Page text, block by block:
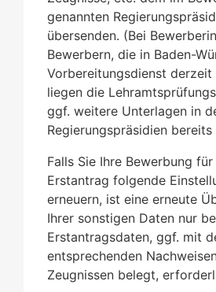
genannten
übersenden. (Bei
Bewerbern, die in Baden-
Vorbereitungsdienst derzeit
liegen die
ggf. weitere Unterlagen in
Regierungspräsidien bereits
Falls Sie Ihre Bewerbung
Erstantrag folgende
erneuern, ist eine erneute
Ihrer sonstigen Daten nur
Erstantragsdaten, ggf. mit
entsprechenden
Zeugnissen belegt,